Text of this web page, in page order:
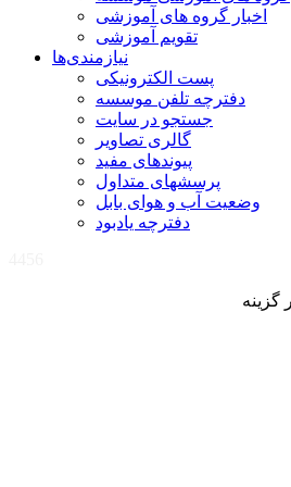
اخبار گروه های آموزشی
تقویم آموزشی
نیازمندی‌ها
پست الکترونیکی
دفترچه تلفن موسسه
جستجو در سایت
گالری تصاویر
پیوندهای مفید
پرسشهای متداول
وضعیت آب و هوای بابل
دفترچه یادبود